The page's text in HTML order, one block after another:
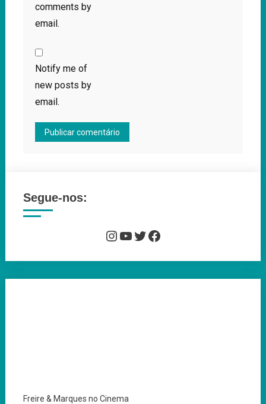
comments by
email.
Notify me of
new posts by
email.
Segue-nos:
Instagram
YouTube
Twitter
Facebook
Freire & Marques no Cinema